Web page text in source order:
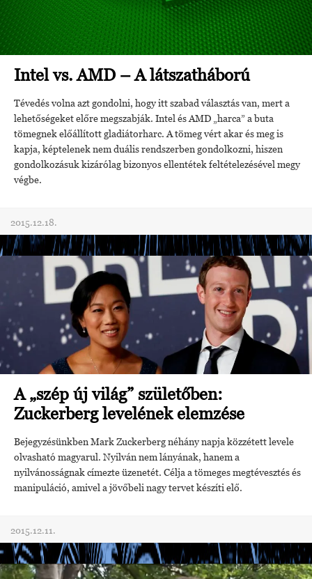
Intel vs. AMD – A látszatháború
Tévedés volna azt gondolni, hogy itt szabad választás van, mert a
lehetőségeket előre megszabják. Intel és AMD „harca” a buta
tömegnek előállított gladiátorharc. A tömeg vért akar és meg is
kapja, képtelenek nem duális rendszerben gondolkozni, hiszen
gondolkozásuk kizárólag bizonyos ellentétek feltételezésével megy
végbe.
2015.12.18.
A „szép új világ” születőben:
Zuckerberg levelének elemzése
Bejegyzésünkben Mark Zuckerberg néhány napja közzétett levele
olvasható magyarul. Nyilván nem lányának, hanem a
nyilvánosságnak címezte üzenetét. Célja a tömeges megtévesztés és
manipuláció, amivel a jövőbeli nagy tervet készíti elő.
2015.12.11.